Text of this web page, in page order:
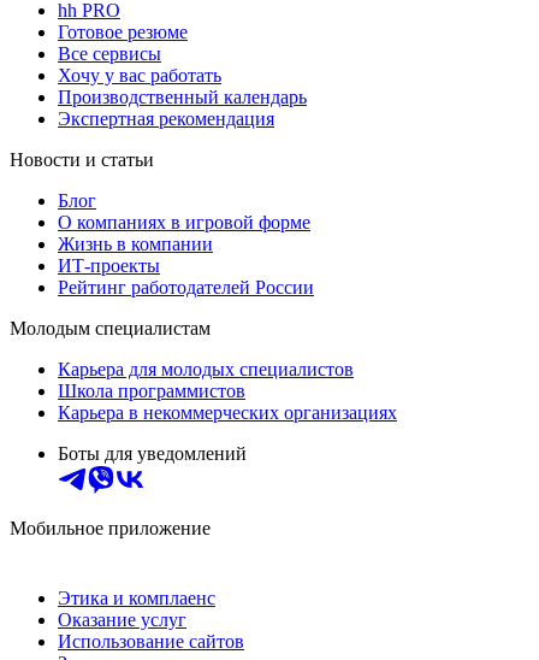
hh PRO
Готовое резюме
Все сервисы
Хочу у вас работать
Производственный календарь
Экспертная рекомендация
Новости и статьи
Блог
О компаниях в игровой форме
Жизнь в компании
ИТ-проекты
Рейтинг работодателей России
Молодым специалистам
Карьера для молодых специалистов
Школа программистов
Карьера в некоммерческих организациях
Боты для уведомлений
Мобильное приложение
Этика и комплаенс
Оказание услуг
Использование сайтов